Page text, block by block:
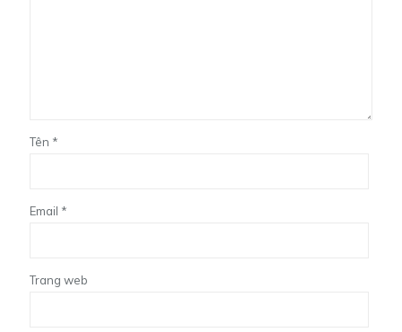
Tên *
Email *
Trang web